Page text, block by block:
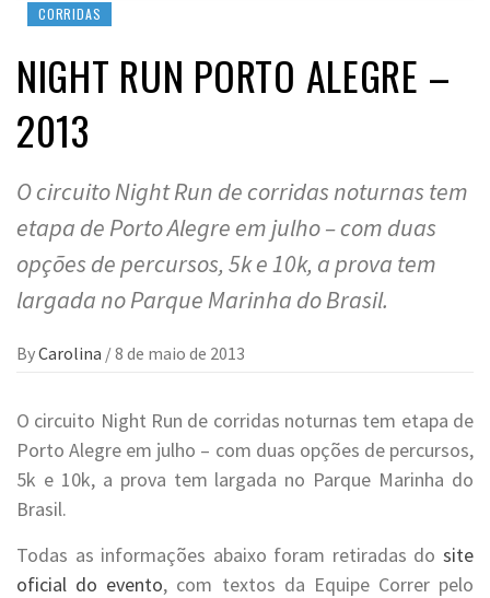
CORRIDAS
NIGHT RUN PORTO ALEGRE –
2013
O circuito Night Run de corridas noturnas tem
etapa de Porto Alegre em julho – com duas
opções de percursos, 5k e 10k, a prova tem
largada no Parque Marinha do Brasil.
ByCarolina /8 de maio de 2013
O circuito Night Run de corridas noturnas tem etapa de
Porto Alegre em julho – com duas opções de percursos,
5k e 10k, a prova tem largada no Parque Marinha do
Brasil.
Todas as informações abaixo foram retiradas do site
oficial do evento, com textos da Equipe Correr pelo